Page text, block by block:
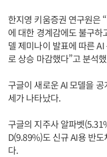
한지영 키움증권 연구원은
에 대한 경계감에도 불구하
델 제미나이 발표에 따른
로 상승 마감했다”고 분석
구글이 새로운 AI 모델을
세가 나타났다.
구글의 지주사 알파벳
D(9.89%)도 신규 AI용 반
다.